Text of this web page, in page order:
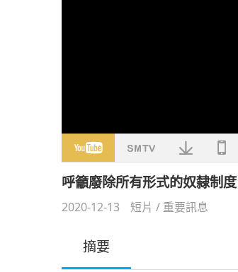
呼籲廢除所有形式的奴隸制度
2020-12-13 短片 / 重要訊息
摘要